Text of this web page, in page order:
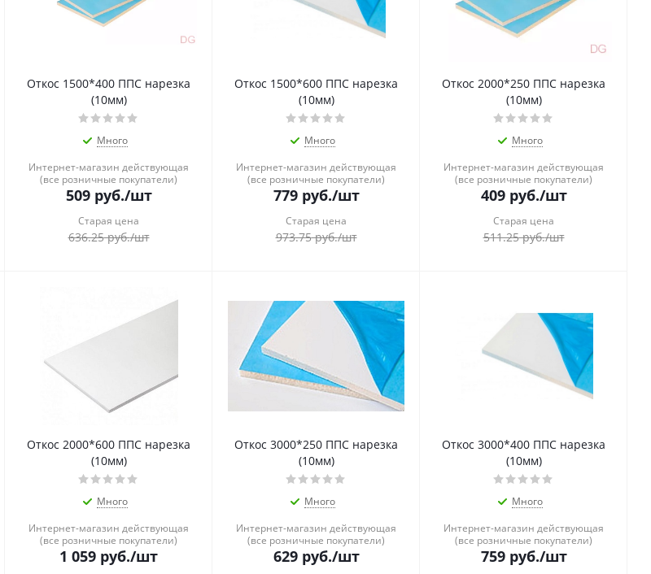
Откос 1500*400 ППС нарезка
(10мм)
Много
Интернет-магазин действующая
(все розничные покупатели)
509руб./шт
Старая цена
636.25руб./шт
Откос 1500*600 ППС нарезка
(10мм)
Много
Интернет-магазин действующая
(все розничные покупатели)
779руб./шт
Старая цена
973.75руб./шт
Откос 2000*250 ППС нарезка
(10мм)
Много
Интернет-магазин действующая
(все розничные покупатели)
409руб./шт
Старая цена
511.25руб./шт
Откос 2000*600 ППС нарезка
(10мм)
Много
Интернет-магазин действующая
(все розничные покупатели)
1 059 руб./шт
Откос 3000*250 ППС нарезка
(10мм)
Много
Интернет-магазин действующая
(все розничные покупатели)
629руб./шт
Откос 3000*400 ППС нарезка
(10мм)
Много
Интернет-магазин действующая
(все розничные покупатели)
759руб./шт